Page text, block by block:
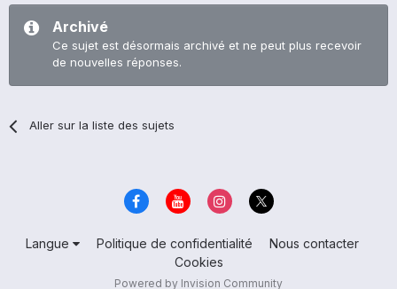
Archivé
Ce sujet est désormais archivé et ne peut plus recevoir
de nouvelles réponses.
Aller sur la liste des sujets
Langue Politique de confidentialité
Nous contacter
Cookies
Powered by Invision Community